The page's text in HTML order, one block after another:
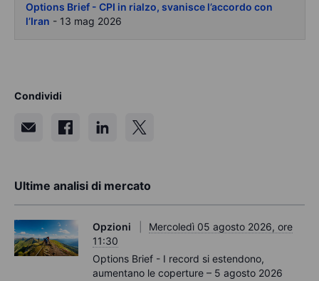
Options Brief - CPI in rialzo, svanisce l’accordo con
l’Iran - 13 mag 2026
Condividi
Ultime analisi di mercato
Opzioni
Mercoledì 05 agosto 2026, ore
11:30
Options Brief - I record si estendono,
aumentano le coperture – 5 agosto 2026